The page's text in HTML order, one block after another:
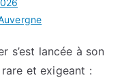
s’est lancée à son
et exigeant :